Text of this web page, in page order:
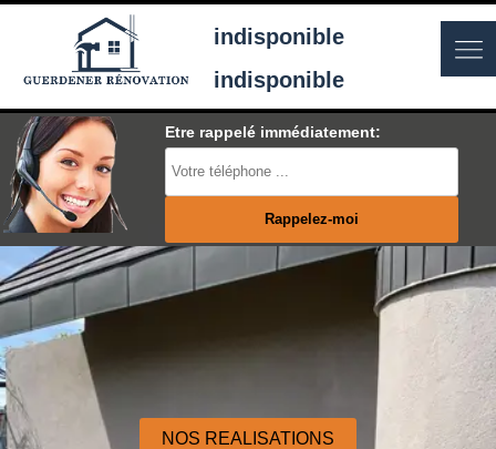
indisponible
indisponible
Etre rappelé immédiatement:
NOS REALISATIONS